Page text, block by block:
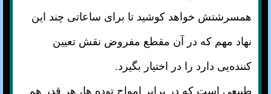
همسرشتش خواهد کوشید تا برای ساعاتی چند این
نهاد مهم که در آن مقطع مفروض نقش تعیین
کننده‌‌یی دارد را در اختیار بگیرد.
طبیعی است که در برابر امواج توده ها، هر قدر هم